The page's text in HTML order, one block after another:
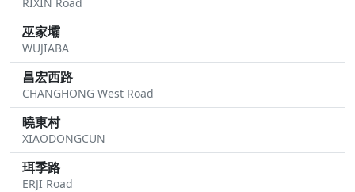
巫家壩
WUJIABA
昌宏西路
CHANGHONG West Road
曉東村
XIAODONGCUN
珥季路
ERJI Road